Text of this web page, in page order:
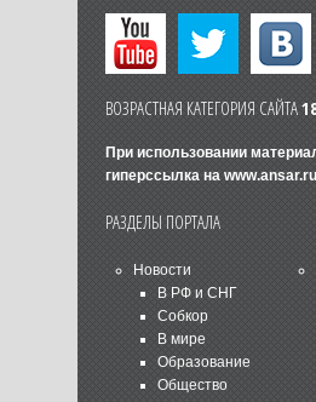
ВОЗРАСТНАЯ КАТЕГОРИЯ САЙТА
При использовании
гиперссылка на www.ansar.ru
РАЗДЕЛЫ ПОРТАЛА
Новости
В РФ и СНГ
Собкор
В мире
Образование
Общество